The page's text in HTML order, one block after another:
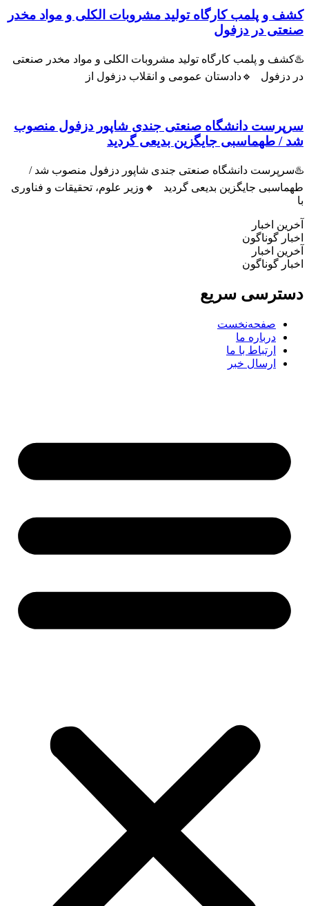
و پلمب کارگاه تولید مشروبات الکلی و مواد مخدر
در دزفول
و پلمب کارگاه تولید مشروبات الکلی و مواد مخدر صنعتی
دزفول 🔹دادستان عمومی و انقلاب دزفول از
دانشگاه صنعتی جندی شاپور دزفول منصوب
/ طهماسبی جایگزین بدیعی گردید
دانشگاه صنعتی جندی شاپور دزفول منصوب شد /
جایگزین بدیعی گردید 🔸وزیر علوم، تحقیقات و فناوری
اخبار
گوناگون
اخبار
گوناگون
سریع
صفحه‌نخست
درباره ما
ارتباط با ما
ارسال خبر